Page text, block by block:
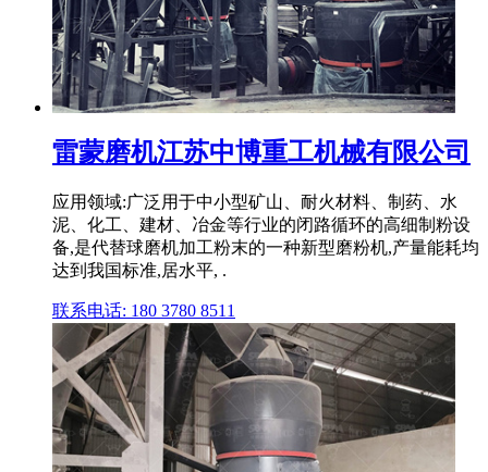
雷蒙磨机江苏中博重工机械有限公司
应用领域:广泛用于中小型矿山、耐火材料、制药、水
泥、化工、建材、冶金等行业的闭路循环的高细制粉设
备,是代替球磨机加工粉末的一种新型磨粉机,产量能耗均
达到我国标准,居水平, .
联系电话: 180 3780 8511